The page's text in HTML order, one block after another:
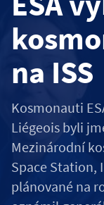
na ISS
Kosmonauti
Liégeois byli
Mezinárodní
Space Station,
plánované na